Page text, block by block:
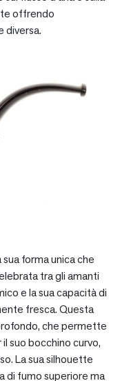
offrendo
diversa.
forma unica che
tra gli amanti
e la sua capacità di
fresca. Questa
che permette
suo bocchino curvo,
La sua silhouette
di fumo superiore ma